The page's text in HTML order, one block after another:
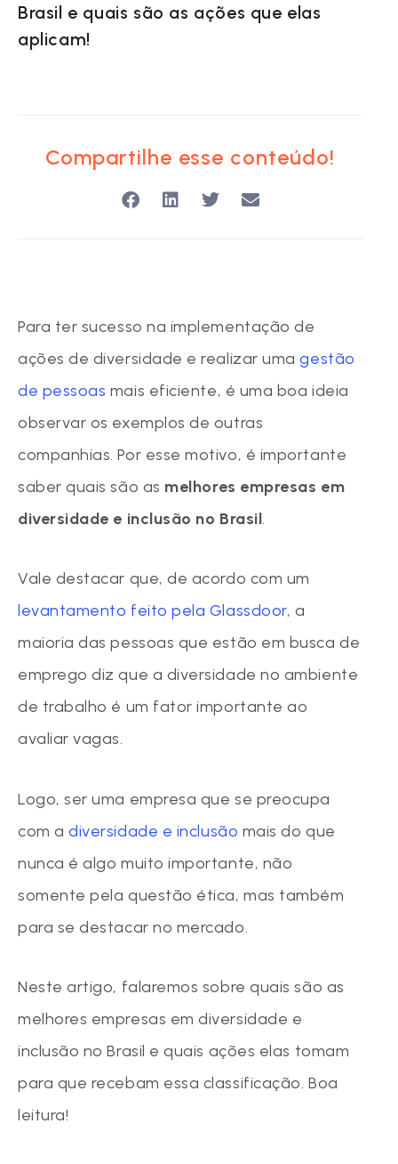
Brasil e quais são as ações que elas
aplicam!
Compartilhe esse conteúdo!
Para ter sucesso na implementação de
ações de diversidade e realizar umagestão
de pessoas mais eficiente, é uma boa ideia
observar os exemplos de outras
companhias. Por esse motivo, é importante
saber quais são as melhores empresas em
diversidade e inclusão no Brasil.
Vale destacar que, de acordo com um
levantamento feito pela Glassdoor, a
maioria das pessoas que estão em busca de
emprego diz que a diversidade no ambiente
de trabalho é um fator importante ao
avaliar vagas.
Logo, ser uma empresa que se preocupa
com adiversidade e inclusão mais do que
nunca é algo muito importante, não
somente pela questão ética, mas também
para se destacar no mercado.
Neste artigo, falaremos sobre quais são as
melhores empresas em diversidade e
inclusão no Brasil e quais ações elas tomam
para que recebam essa classificação. Boa
leitura!